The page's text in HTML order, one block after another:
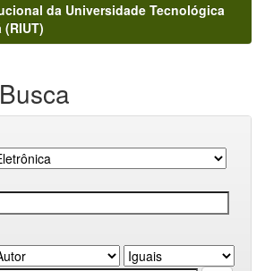
da Universidade Tecnológica
(RIUT)